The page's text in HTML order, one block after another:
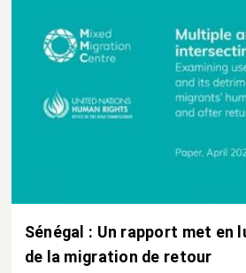
Sénégal : Un rapport met en
de la migration de retour